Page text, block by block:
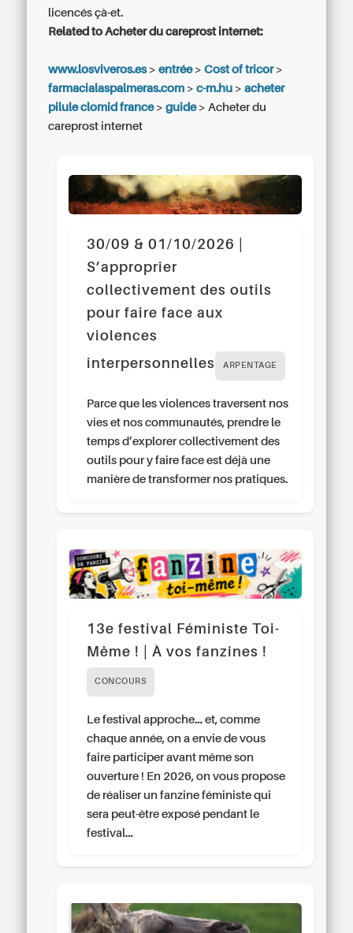
licencés çà-et.
Related to Acheter du careprost internet:
www.losviveros.es>entrée>Cost of tricor>
farmacialaspalmeras.com >c-m.hu >acheter
pilule clomid france>guide> Acheter du
careprost internet
30/09 & 01/10/2026 |
S’approprier
collectivement des outils
pour faire face aux
violences
interpersonnelles
ARPENTAGE
Parce que les violences traversent nos
vies et nos communautés, prendre le
temps d’explorer collectivement des
outils pour y faire face est déjà une
manière de transformer nos pratiques.
13e festival Féministe Toi-
Même ! | À vos fanzines !
CONCOURS
Le festival approche… et, comme
chaque année, on a envie de vous
faire participer avant même son
ouverture ! En 2026, on vous propose
de réaliser un fanzine féministe qui
sera peut-être exposé pendant le
festival…